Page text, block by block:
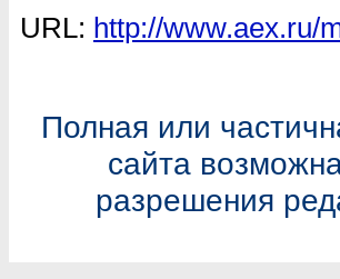
URL: http://www.aex.ru/
Полная или
сайта
разрешения